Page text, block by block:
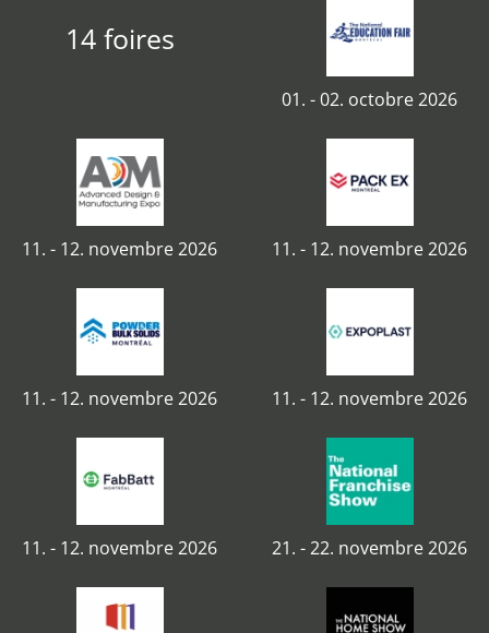
14 foires
01. - 02. octobre 2026
11. - 12. novembre 2026 11. - 12. novembre 2026
11. - 12. novembre 2026 11. - 12. novembre 2026
11. - 12. novembre 2026 21. - 22. novembre 2026